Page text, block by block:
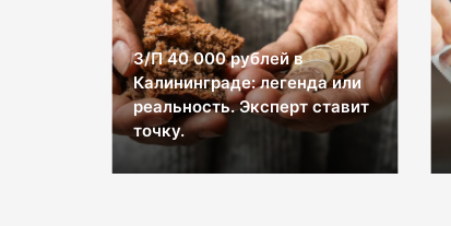
З/П 40 000 рублей в
Калининграде: легенда или
реальность. Эксперт ставит
точку.